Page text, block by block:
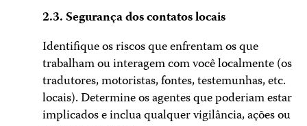
2.3. Segurança dos contatos locais
Identifique os riscos que enfrentam os que
trabalham ou interagem com você localmente (os
tradutores, motoristas, fontes, testemunhas, etc.
locais). Determine os agentes que poderiam estar
implicados e inclua qualquer vigilância, ações ou